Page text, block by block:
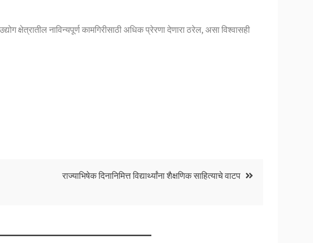
क्षेत्रातील नाविन्यपूर्ण कामगिरीसाठी अधिक प्रेरणा देणारा ठरेल, असा विश्वासही
राज्याभिषेक दिनानिमित्त विद्यार्थ्यांना शैक्षणिक साहित्याचे वाटप